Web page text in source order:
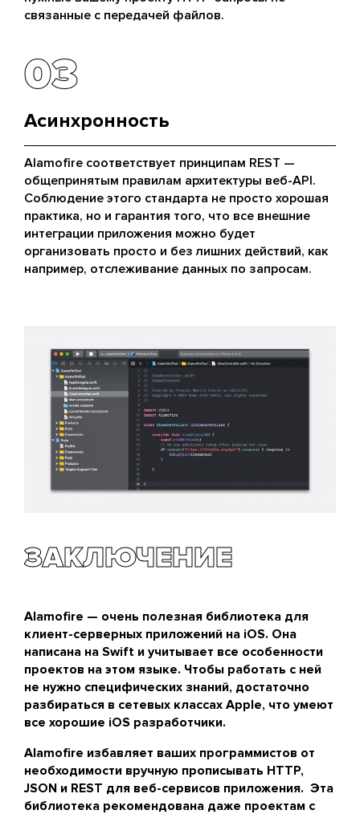
связанные с передачей файлов.
03
03
Асинхронность
Alamofire соответствует принципам REST —
общепринятым правилам архитектуры веб-API.
Соблюдение этого стандарта не просто хорошая
практика, но и гарантия того, что все внешние
интеграции приложения можно будет
организовать просто и без лишних действий, как
например, отслеживание данных по запросам.
ЗАКЛЮЧЕНИЕ
Alamofire — очень полезная библиотека для
клиент-серверных приложений на iOS. Она
написана на Swift и учитывает все особенности
проектов на этом языке. Чтобы работать с ней
не нужно специфических знаний, достаточно
разбираться в сетевых классах Apple, что умеют
все хорошие iOS разработчики.
Alamofire избавляет ваших программистов от
необходимости вручную прописывать HTTP,
JSON и REST для веб-сервисов приложения. Эта
библиотека рекомендована даже проектам с